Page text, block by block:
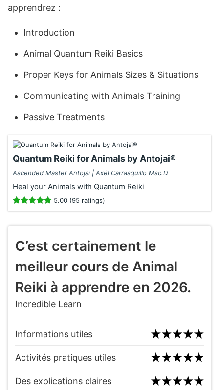
apprendrez :
Introduction
Animal Quantum Reiki Basics
Proper Keys for Animals Sizes & Situations
Communicating with Animals Training
Passive Treatments
Quantum Reiki for Animals by Antojai®
Ascended Master Antojai | Axél Carrasquillo Msc.D.
Heal your Animals with Quantum Reiki
5.00 (95 ratings)
C’est certainement le
meilleur cours de Animal
Reiki à apprendre en 2026.
Incredible Learn
Informations utiles
Activités pratiques utiles
Des explications claires